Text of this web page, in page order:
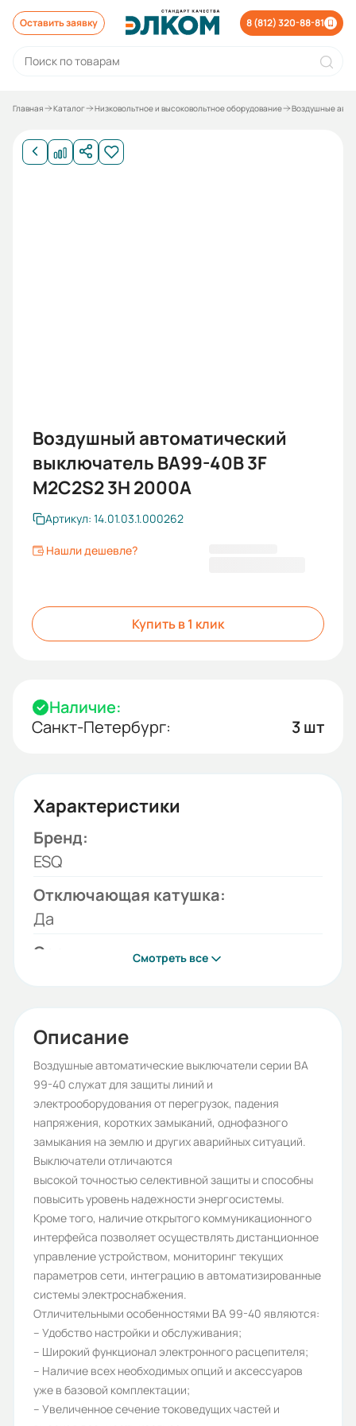
Оставить заявку 8 (812) 320-88-81
Главная Каталог Низковольтное и высоковольтное оборудование Воздушные
Воздушный автоматический
выключатель ВА99-40B 3F
M2C2S2 3H 2000A
Артикул: 14.01.03.1.000262
Нашли дешевле?
Купить в 1 клик
Наличие:
Санкт-Петербург:
3 шт
Характеристики
Бренд:
ESQ
Отключающая катушка:
Да
Серия:
катушки:
Модель:
ВА99-40B
Протокол связи ModBus:
Да
Количество полюсов:
3
Индикация положения главных
контактов:
Да
Номинальный ток (А):
2000
Индикация положения в корзине:
Дополнительная опция
Смотреть все
Описание
Воздушные автоматические выключатели серии ВА
99-40 служат для защиты линий и
электрооборудования от перегрузок, падения
напряжения, коротких замыканий, однофазного
замыкания на землю и других аварийных ситуаций.
Выключатели отличаются
высокой точностью селективной защиты и способны
повысить уровень надежности энергосистемы.
Кроме того, наличие открытого коммуникационного
интерфейса позволяет осуществлять дистанционное
управление устройством, мониторинг текущих
параметров сети, интеграцию в автоматизированные
системы электроснабжения.
Отличительными особенностями ВА 99-40 являются:
– Удобство настройки и обслуживания;
– Широкий функционал электронного расцепителя;
– Наличие всех необходимых опций и аксессуаров
уже в базовой комплектации;
– Увеличенное сечение токоведущих частей и